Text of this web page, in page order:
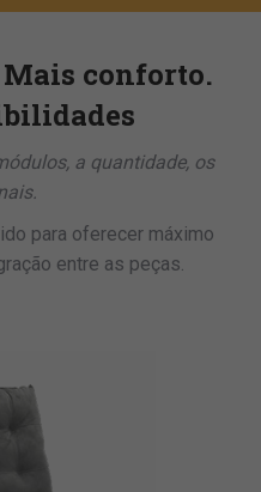
conforto.
a quantidade, os
para oferecer máximo
entre as peças.